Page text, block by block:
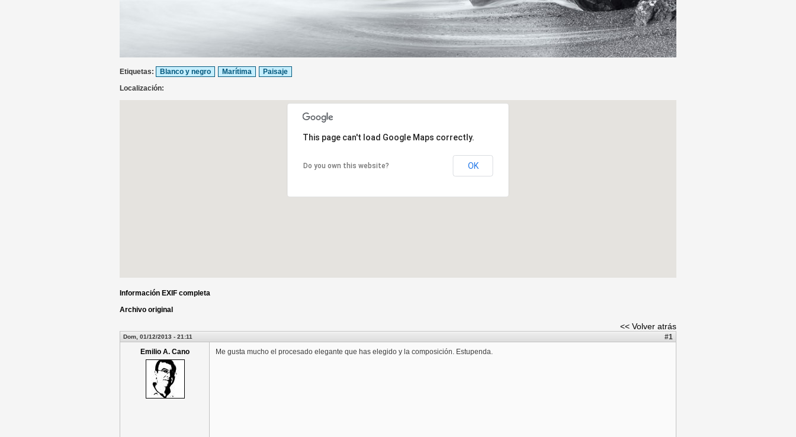
Etiquetas: Blanco y negro Marítima
Paisaje
Localización:
This page can't load Google Maps correctly.
Do you own this website? OK
Información EXIF completa
Archivo original
<< Volver atrás
Dom, 01/12/2013 - 21:11
#1
Emilio A. Cano
Me gusta mucho el procesado elegante que has elegido y la composición. Estupenda.